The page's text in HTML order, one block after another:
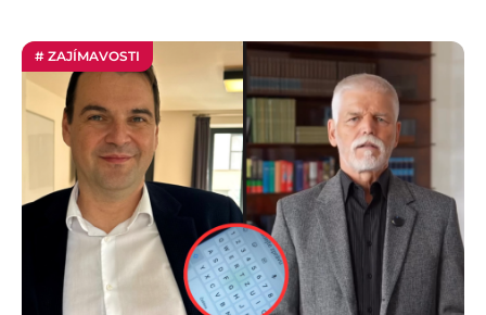
# ZAJÍMAVOSTI